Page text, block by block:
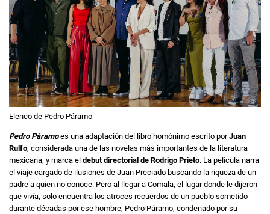
Elenco de Pedro Páramo
Pedro Páramoes una adaptación del libro homónimo escrito porJuan
Rulfo, considerada una de las novelas más importantes de la literatura
mexicana, y marca el debut directorial de Rodrigo Prieto. La película narra
el viaje cargado de ilusiones de Juan Preciado buscando la riqueza de un
padre a quien no conoce. Pero al llegar a Comala, el lugar donde le dijeron
que vivía, solo encuentra los atroces recuerdos de un pueblo sometido
durante décadas por ese hombre, Pedro Páramo, condenado por su